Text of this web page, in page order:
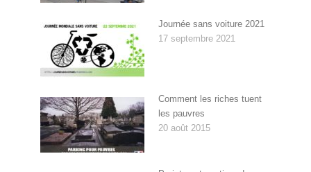
Journée sans voiture 2021
17 septembre 2021
Comment les riches tuent
les pauvres
20 août 2015